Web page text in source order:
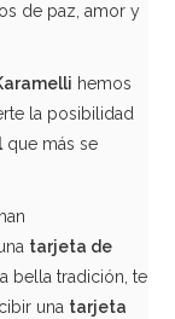
de paz, amor y
hemos
la posibilidad
que más se
tarjeta de
bella tradición, te
una tarjeta